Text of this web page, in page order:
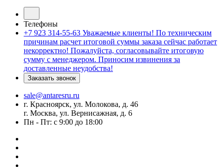
Телефоны
+7 923 314-55-63 Уважаемые клиенты! По техническим
причинам расчет итоговой суммы заказа сейчас работает
некорректно! Пожалуйста, согласовывайте итоговую
сумму с менеджером. Приносим извинения за
доставленные неудобства!
Заказать звонок
sale@antaresru.ru
г. Красноярск, ул. Молокова, д. 46
г. Москва, ул. Вернисажная, д. 6
Пн - Пт: с 9:00 до 18:00